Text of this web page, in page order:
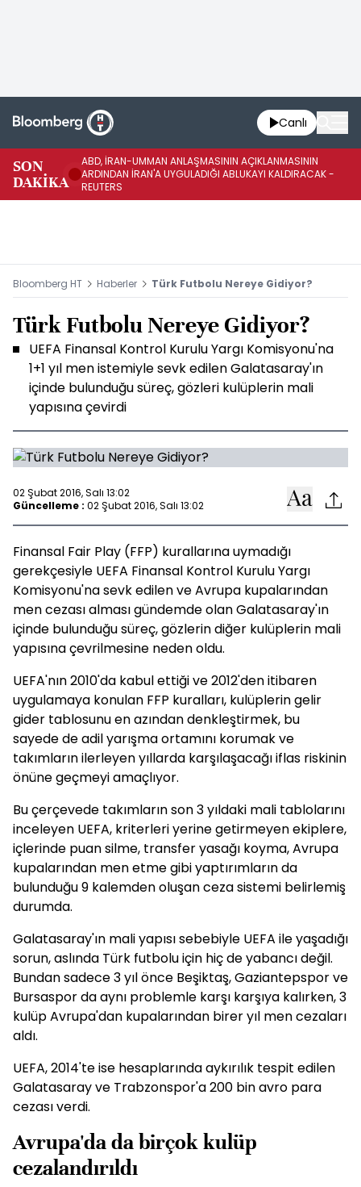
Canlı
SON
DAKİKA
ABD, İRAN-UMMAN ANLAŞMASININ AÇIKLANMASININ
ARDINDAN İRAN'A UYGULADIĞI ABLUKAYI KALDIRACAK -
REUTERS
Bloomberg HT Haberler Türk Futbolu Nereye Gidiyor?
Türk Futbolu Nereye Gidiyor?
UEFA Finansal Kontrol Kurulu Yargı Komisyonu'na
1+1 yıl men istemiyle sevk edilen Galatasaray'ın
içinde bulunduğu süreç, gözleri kulüplerin mali
yapısına çevirdi
02 Şubat 2016, Salı 13:02
Güncelleme : 02 Şubat 2016, Salı 13:02
Finansal Fair Play (FFP) kurallarına uymadığı
gerekçesiyle UEFA Finansal Kontrol Kurulu Yargı
Komisyonu'na sevk edilen ve Avrupa kupalarından
men cezası alması gündemde olan Galatasaray'ın
içinde bulunduğu süreç, gözlerin diğer kulüplerin mali
yapısına çevrilmesine neden oldu.
UEFA'nın 2010'da kabul ettiği ve 2012'den itibaren
uygulamaya konulan FFP kuralları, kulüplerin gelir
gider tablosunu en azından denkleştirmek, bu
sayede de adil yarışma ortamını korumak ve
takımların ilerleyen yıllarda karşılaşacağı iflas riskinin
önüne geçmeyi amaçlıyor.
Bu çerçevede takımların son 3 yıldaki mali tablolarını
inceleyen UEFA, kriterleri yerine getirmeyen ekiplere,
içlerinde puan silme, transfer yasağı koyma, Avrupa
kupalarından men etme gibi yaptırımların da
bulunduğu 9 kalemden oluşan ceza sistemi belirlemiş
durumda.
Galatasaray'ın mali yapısı sebebiyle UEFA ile yaşadığı
sorun, aslında Türk futbolu için hiç de yabancı değil.
Bundan sadece 3 yıl önce Beşiktaş, Gaziantepspor ve
Bursaspor da aynı problemle karşı karşıya kalırken, 3
kulüp Avrupa'dan kupalarından birer yıl men cezaları
aldı.
UEFA, 2014'te ise hesaplarında aykırılık tespit edilen
Galatasaray ve Trabzonspor'a 200 bin avro para
cezası verdi.
Avrupa'da da birçok kulüp
cezalandırıldı